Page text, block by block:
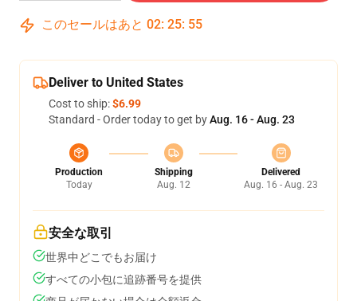
このセールはあと 02: 25: 54
Deliver to United States
Cost to ship:$6.99
Standard - Order today to get byAug. 16 - Aug. 23
Production
Today
Shipping
Aug. 12
Delivered
Aug. 16 - Aug. 23
安全な取引
世界中どこでもお届け
すべての小包に追跡番号を提供